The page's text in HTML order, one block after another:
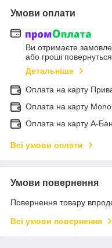
Умови оплати
Ви отримаєте
або гроші
Детальніше
Оплата на карту
Оплата на карту
Оплата на карту А-
Всі умови оплати
Умови повернення
Повернення товару
Всі умови повернення